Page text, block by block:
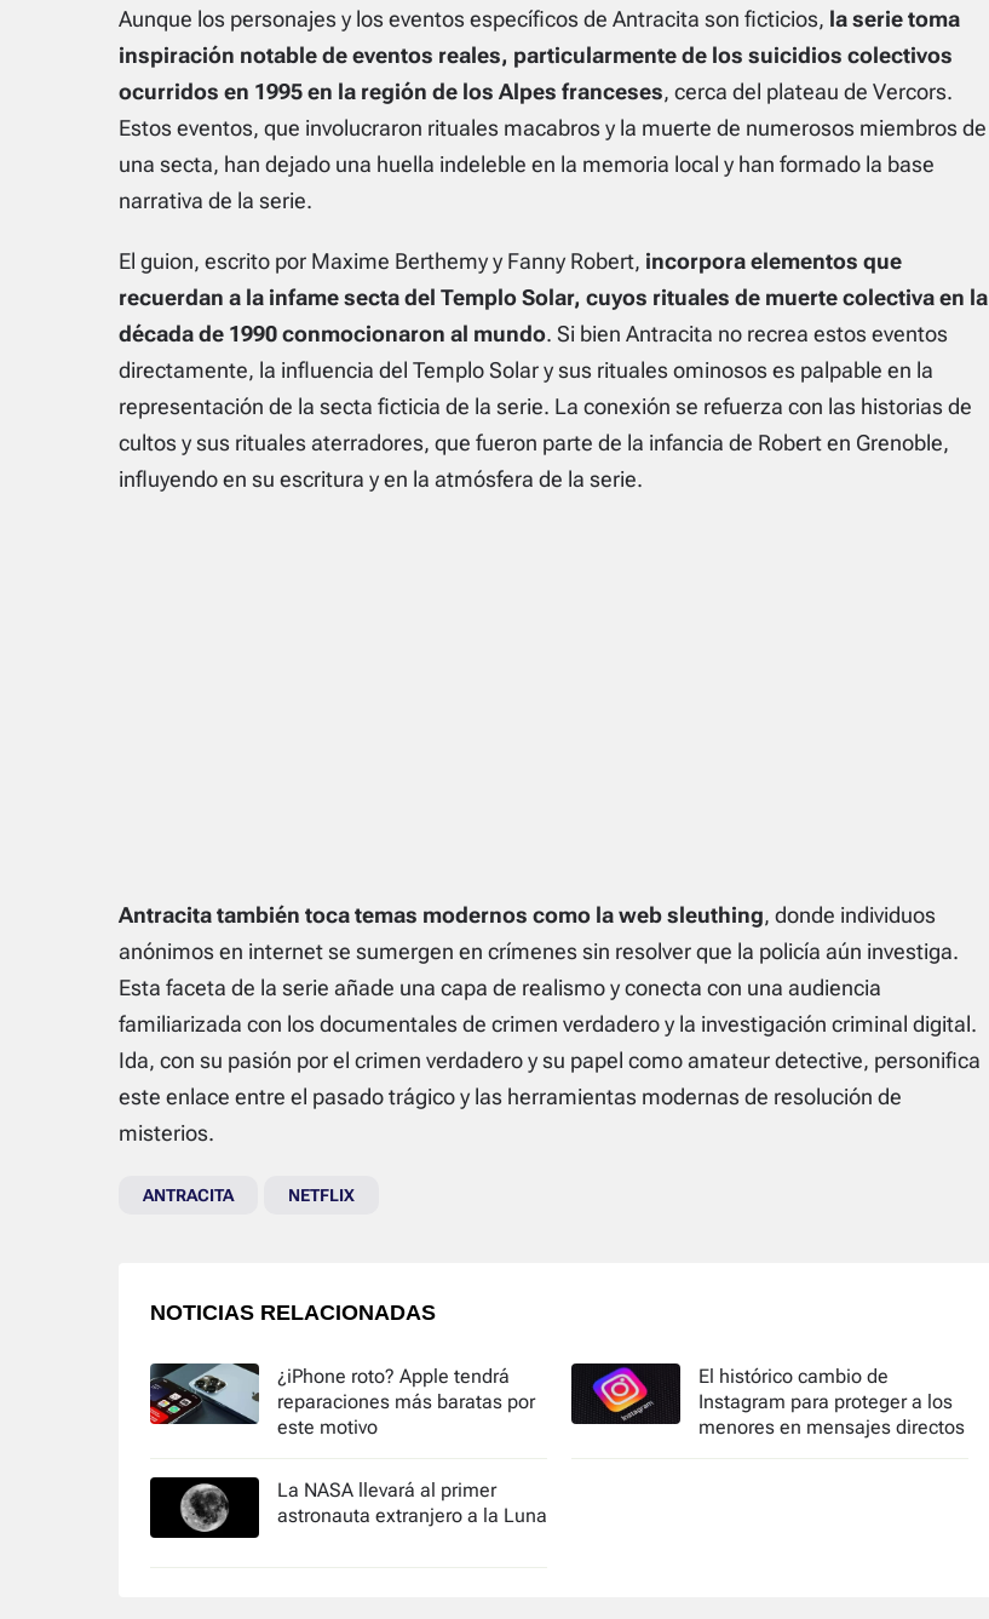
Aunque los personajes y los eventos específicos de Antracita son ficticios, la serie toma
inspiración notable de eventos reales, particularmente de los suicidios colectivos
ocurridos en 1995 en la región de los Alpes franceses, cerca del plateau de Vercors.
Estos eventos, que involucraron rituales macabros y la muerte de numerosos miembros de
una secta, han dejado una huella indeleble en la memoria local y han formado la base
narrativa de la serie.
El guion, escrito por Maxime Berthemy y Fanny Robert, incorpora elementos que
recuerdan a la infame secta del Templo Solar, cuyos rituales de muerte colectiva en la
década de 1990 conmocionaron al mundo. Si bien Antracita no recrea estos eventos
directamente, la influencia del Templo Solar y sus rituales ominosos es palpable en la
representación de la secta ficticia de la serie. La conexión se refuerza con las historias de
cultos y sus rituales aterradores, que fueron parte de la infancia de Robert en Grenoble,
influyendo en su escritura y en la atmósfera de la serie.
Antracita también toca temas modernos como la web sleuthing, donde individuos
anónimos en internet se sumergen en crímenes sin resolver que la policía aún investiga.
Esta faceta de la serie añade una capa de realismo y conecta con una audiencia
familiarizada con los documentales de crimen verdadero y la investigación criminal digital.
Ida, con su pasión por el crimen verdadero y su papel como amateur detective, personifica
este enlace entre el pasado trágico y las herramientas modernas de resolución de
misterios.
ANTRACITA NETFLIX
NOTICIAS RELACIONADAS
¿iPhone roto? Apple tendrá
reparaciones más baratas por
este motivo
El histórico cambio de
Instagram para proteger a los
menores en mensajes directos
La NASA llevará al primer
astronauta extranjero a la Luna